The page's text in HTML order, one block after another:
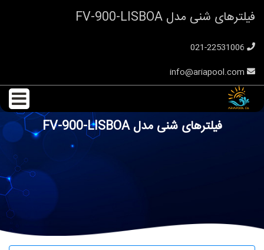
فیلترهای شنی مدل FV-900-LISBOA
فیلترهای شنی مدل FV-900-LISBOA